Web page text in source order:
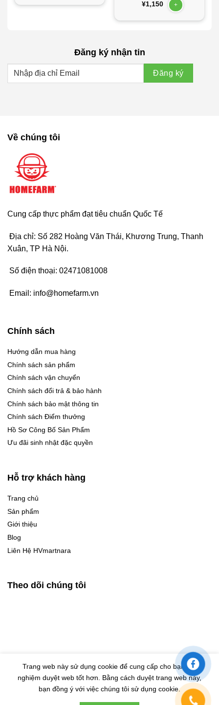
¥1,150 +
Đăng ký nhận tin
Về chúng tôi
Cung cấp thực phẩm đạt tiêu chuẩn Quốc Tế
Địa chỉ: Số 282 Hoàng Văn Thái, Khương Trung, Thanh
Xuân, TP Hà Nội.
Số điện thoại: 02471081008
Email: info@homefarm.vn
Chính sách
Hướng dẫn mua hàng
Chính sách sản phẩm
Chính sách vận chuyển
Chính sách đổi trả & bảo hành
Chính sách bảo mật thông tin
Chính sách Điểm thưởng
Hồ Sơ Công Bố Sản Phẩm
Ưu đãi sinh nhật đặc quyền
Hỗ trợ khách hàng
Trang chủ
Sản phẩm
Giới thiệu
Blog
Liên Hệ HVmartnara
Theo dõi chúng tôi
© Bản quyền thuộc về HVMARTNARA | Design by Eras VietNam
Trang web này sử dụng cookie để cung cấp cho bạn trải
nghiệm duyệt web tốt hơn. Bằng cách duyệt trang web này,
bạn đồng ý với việc chúng tôi sử dụng cookie.